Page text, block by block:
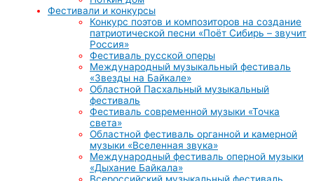
Фестивали и конкурсы
Конкурс поэтов и композиторов на создание
патриотической песни «Поёт Сибирь – звучит
Россия»
Фестиваль русской оперы
Международный музыкальный фестиваль
«Звезды на Байкале»
Областной Пасхальный музыкальный
фестиваль
Фестиваль современной музыки «Точка
света»
Областной фестиваль органной и камерной
музыки «Вселенная звука»
Международный фестиваль оперной музыки
«Дыхание Байкала»